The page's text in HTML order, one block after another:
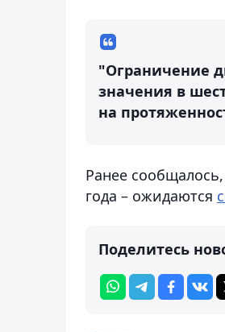
"Ограничение
значения в
на
Ранее
года – ожидаются
Поделитесь